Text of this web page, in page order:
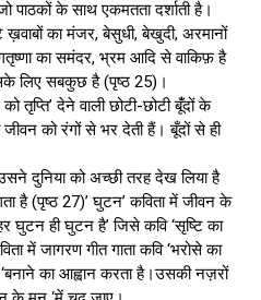
के साथ एकमतता दर्शाती है।
का मंजर, बेसुधी, बेखुदी, अरमानों
का समंदर, भ्रम आदि से वाकिफ़ है
लिए सबकुछ है (पृष्ठ 25)।
तृप्ति’ देने वाली छोटी-छोटी बूंँदों के
जीवन को रंगों से भर देती हैं। बूँदों से ही
दुनिया को अच्छी तरह देख लिया है
है (पृष्ठ 27)’ घुटन’ कविता में जीवन के
घुटन ही घुटन है’ जिसे कवि ‘सृष्टि का
में जागरण गीत गाता कवि ‘भरोसे का
का आह्वान करता है।उसकी नज़रों